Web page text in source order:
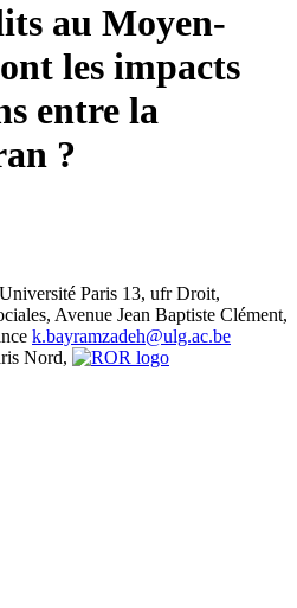
au Moyen-
les impacts
entre la
?
Université Paris 13, ufrDroit,
Avenue Jean Baptiste Clément,
k.bayramzadeh@ulg.ac.be
Nord,